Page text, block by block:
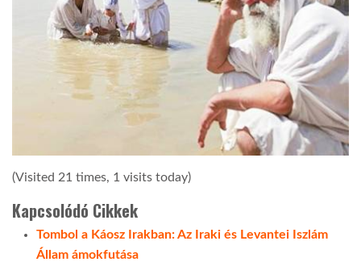
(Visited 21 times, 1 visits today)
Kapcsolódó Cikkek
Tombol a Káosz Irakban: Az Iraki és Levantei Iszlám
Állam ámokfutása